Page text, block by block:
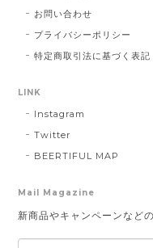
お問い合わせ
プライバシーポリシー
特定商取引法に基づく表記
LINK
Instagram
Twitter
BEERTIFUL MAP
Mail Magazine
新商品やキャンペーンなど